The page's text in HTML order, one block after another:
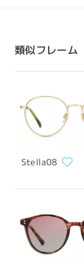
配送時間
配送
類似フレーム
Stella08